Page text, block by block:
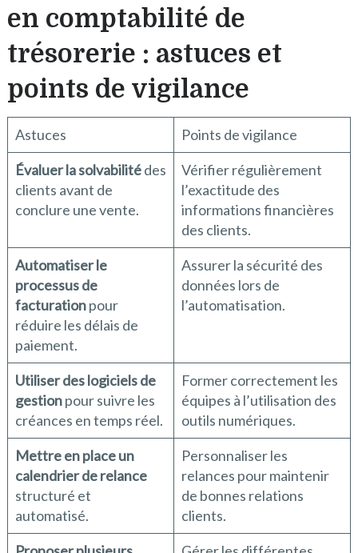
en comptabilité de
trésorerie : astuces et
points de vigilance
Astuces
Points de vigilance
Évaluer la solvabilitédes
clients avant de
conclure une vente.
Vérifier régulièrement
l’exactitude des
informations financières
des clients.
Automatiser le
processus de
facturationpour
réduire les délais de
paiement.
Assurer la sécurité des
données lors de
l’automatisation.
Utiliser des logiciels de
gestionpour suivre les
créances en temps réel.
Former correctement les
équipes à l’utilisation des
outils numériques.
Mettre en place un
calendrier de relance
structuré et
automatisé.
Personnaliser les
relances pour maintenir
de bonnes relations
clients.